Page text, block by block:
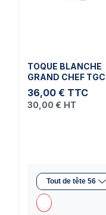
TOQUE BLANCHE
GRAND CHEF TGC
36,00 € TTC
30,00 € HT